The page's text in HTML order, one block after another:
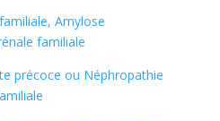
Amylose
familiale
précoce ou Néphropathie